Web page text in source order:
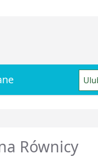
Równicy